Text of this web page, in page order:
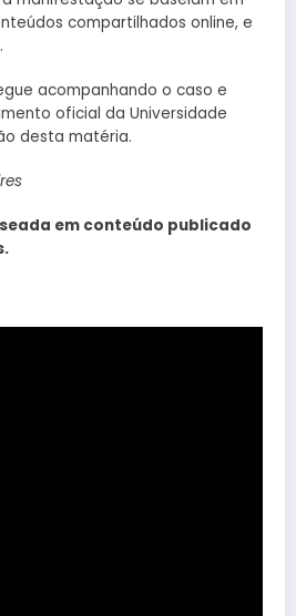
compartilhados online, e
acompanhando o caso e
oficial da Universidade
desta matéria.
em conteúdo publicado